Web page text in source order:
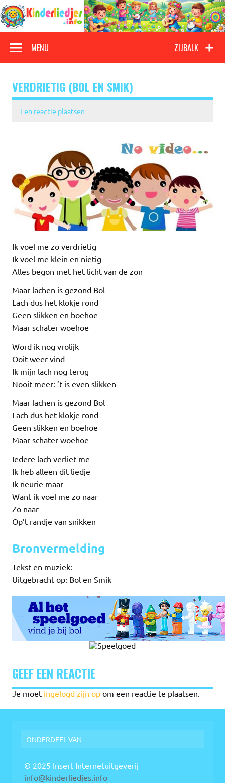
Doorgaan
naar
inhoud
Kinderliedjes
ZIJBALK
MENU
VERDRIETIG (BOL EN SMIK)
Een reactie plaatsen
Ik voel me zo verdrietig
Ik voel me klein en nietig
Alles begon met het licht van de zon
Maar lachen is gezond Bol
Lach dus het klokje rond
Geen slikken en boehoe
Maar schater woehoe
Word ik nog vrolijk
Ooit weer vind
Ik mijn lach nog terug
Nooit meer: ’t is even slikken
Maar lachen is gezond Bol
Lach dus het klokje rond
Geen slikken en boehoe
Maar schater woehoe
Iedere lach verliet me
Ik heb alleen dit liedje
Ik neurie maar
Want ik voel me zo naar
Zo naar
Op’t randje van snikken
Bronvermelding
Tekst en muziek: —
Uitgebracht op: Bol en Smik
GEEF EEN REACTIE
Je moet ingelogd zijn op om een reactie te plaatsen.
ONDERDEEL VAN
© 2025 Insert Internetuitgeverij
info@kinderliedjes.info